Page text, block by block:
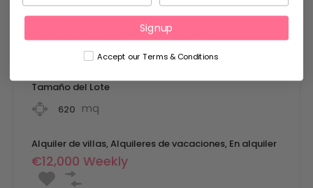
Agregado:
Cuartos de baño
4
Tamaño del Lote
620 mq
Alquiler de villas, Alquileres de vacaciones, En alquiler
€12,000 Weekly
Signup
Accept our Terms & Conditions